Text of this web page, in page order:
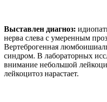
Выставлен диагноз:
нерва слева с умеренным
Верте­брогенная
синдром. В лабораторных
внимание неболь­шой
лейкоцитоз нарастает.